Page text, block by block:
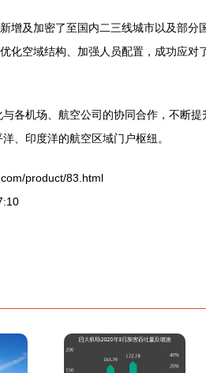
及加密了至国内二三线城市以及部分
化空域结构、加强人员配置，成功应对
各机场、航空公司的协同合作，不断
、印度洋的航空区域门户枢纽。
product/83.html